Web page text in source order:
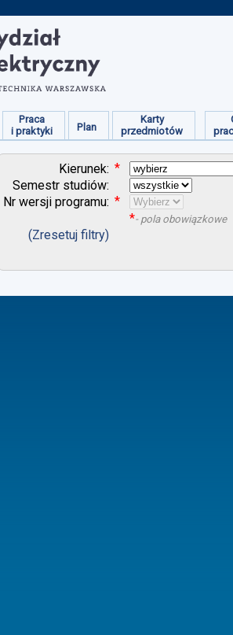
Praca
i praktyki
Plan
Karty
przedmiotów
Kierunek: *
Semestr studiów:
Nr wersji programu: *
*- pola obowiązkowe
(Zresetuj filtry)